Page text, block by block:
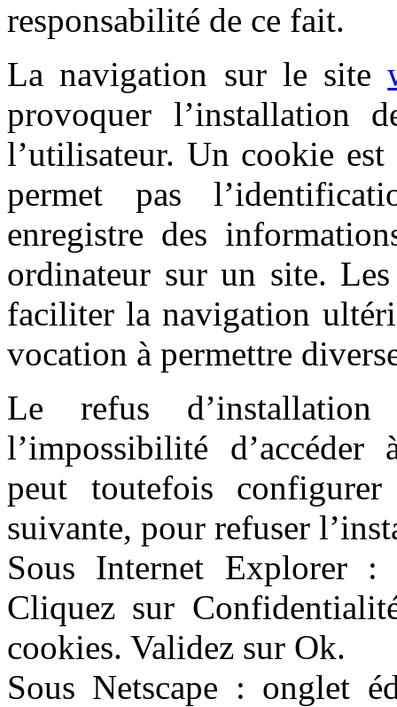
responsabilité de ce fait.
La navigation sur le site
provoquer l’installation
l’utilisateur. Un cookie
permet pas
enregistre des
ordinateur sur un site.
faciliter la navigation
vocation à permettre
Le refus
l’impossibilité d’accéder
peut toutefois
suivante, pour refuser
Sous Internet Explorer
Cliquez sur
cookies. Validez sur Ok.
Sous Netscape : onglet